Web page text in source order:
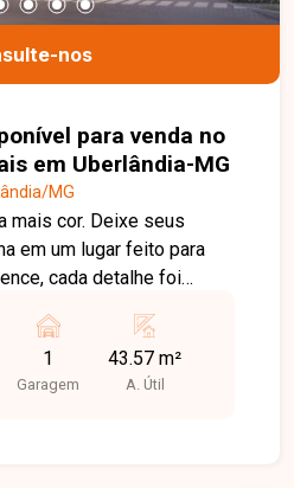
nos
para venda no
em Uberlândia-MG
MG
mais cor. Deixe seus
em um lugar feito para
cada detalhe foi
Mais do que um
condomínio clube
de lazer para toda a
1
Garagem
43.57 m²
A. Útil